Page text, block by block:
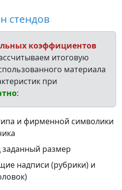
стендов
коэффициентов
итоговую
материала
при
:
и фирменной символики
заданный размер
надписи (рубрики) и